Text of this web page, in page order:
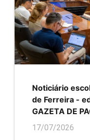
Noticiário
de Ferreira -
GAZETA DE
17/07/2026